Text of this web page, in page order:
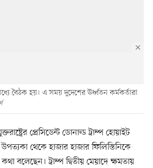
বৈঠক হয়। এ সময় দুদেশের ঊর্ধ্বতন কর্মকর্তারা
প্রেসিডেন্ট ডোনাল্ড ট্রাম্প হোয়াইট
থেকে হাজার হাজার ফিলিস্তিনিকে
বলেছেন। ট্রাম্প দ্বিতীয় মেয়াদে ক্ষমতায়